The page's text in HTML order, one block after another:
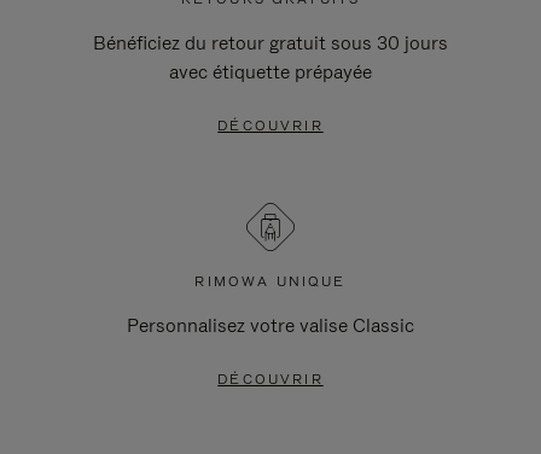
Bénéficiez du retour gratuit sous 30 jours
avec étiquette prépayée
DÉCOUVRIR
RIMOWA UNIQUE
Personnalisez votre valise Classic
DÉCOUVRIR